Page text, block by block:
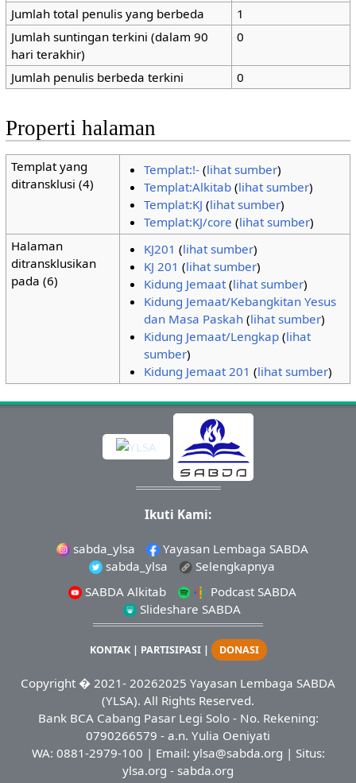
Jumlah total penulis yang berbeda
1
Jumlah suntingan terkini (dalam 90
hari terakhir)
0
Jumlah penulis berbeda terkini 0
Properti halaman
Templat yang
ditransklusi (4)
Templat:!- (lihat sumber)
Templat:Alkitab (lihat sumber)
Templat:KJ (lihat sumber)
Templat:KJ/core (lihat sumber)
Halaman
ditransklusikan
pada (6)
KJ201 (lihat sumber)
KJ 201 (lihat sumber)
Kidung Jemaat(lihat sumber)
Kidung Jemaat/Kebangkitan Yesus
dan Masa Paskah (lihat sumber)
Kidung Jemaat/Lengkap (lihat
sumber)
Kidung Jemaat 201 (lihat sumber)
Ikuti Kami:
sabda_ylsa
Yayasan Lembaga SABDA
sabda_ylsa
Selengkapnya
SABDA Alkitab
Podcast SABDA
Slideshare SABDA
KONTAK| PARTISIPASI| DONASI
Copyright � 2021- 20262025 Yayasan Lembaga SABDA
(YLSA). All Rights Reserved.
Bank BCA Cabang Pasar Legi Solo - No. Rekening:
0790266579 - a.n. Yulia Oeniyati
WA: 0881-2979-100 | Email: ylsa@sabda.org | Situs:
ylsa.org - sabda.org